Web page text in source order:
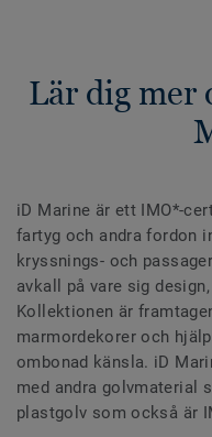
Lär dig mer
iD Marine är ett IMO*-
fartyg och andra fordon
kryssnings- och
avkall på vare sig
Kollektionen är
marmordekorer och
ombonad känsla. iD
med andra golvmaterial
plastgolv som också är